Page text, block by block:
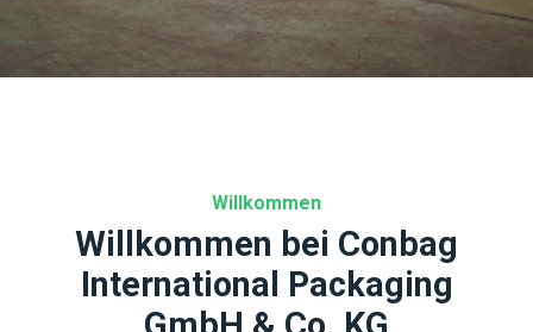
Willkommen
Willkommen bei Conbag
International Packaging